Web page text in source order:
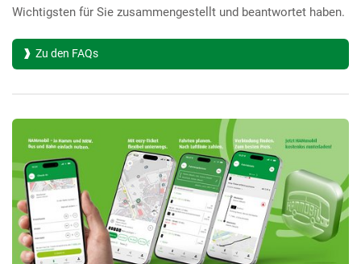
Wichtigsten für Sie zusammengestellt und beantwortet haben.
Zu den FAQs